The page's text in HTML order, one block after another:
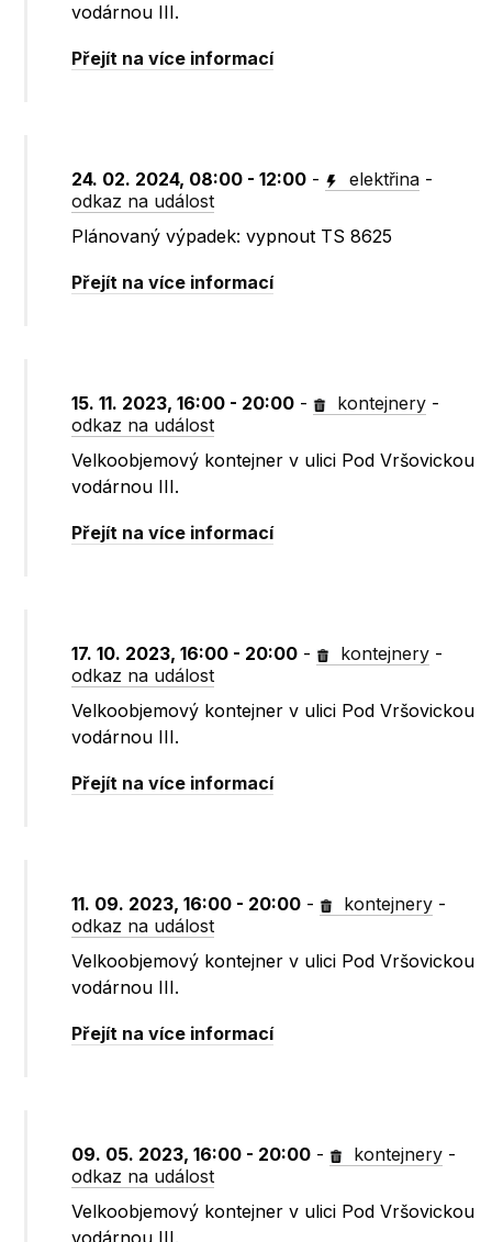
vodárnou III.
Přejít na více informací
24. 02. 2024, 08:00 - 12:00 - elektřina -
odkaz na událost
Plánovaný výpadek: vypnout TS 8625
Přejít na více informací
15. 11. 2023, 16:00 - 20:00 - kontejnery -
odkaz na událost
Velkoobjemový kontejner v ulici Pod Vršovickou
vodárnou III.
Přejít na více informací
17. 10. 2023, 16:00 - 20:00 - kontejnery -
odkaz na událost
Velkoobjemový kontejner v ulici Pod Vršovickou
vodárnou III.
Přejít na více informací
11. 09. 2023, 16:00 - 20:00 - kontejnery -
odkaz na událost
Velkoobjemový kontejner v ulici Pod Vršovickou
vodárnou III.
Přejít na více informací
09. 05. 2023, 16:00 - 20:00 - kontejnery -
odkaz na událost
Velkoobjemový kontejner v ulici Pod Vršovickou
vodárnou III.